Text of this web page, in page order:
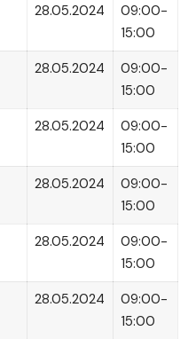
28.05.2024
09:00-
15:00
28.05.2024
09:00-
15:00
28.05.2024
09:00-
15:00
28.05.2024
09:00-
15:00
28.05.2024
09:00-
15:00
28.05.2024
09:00-
15:00